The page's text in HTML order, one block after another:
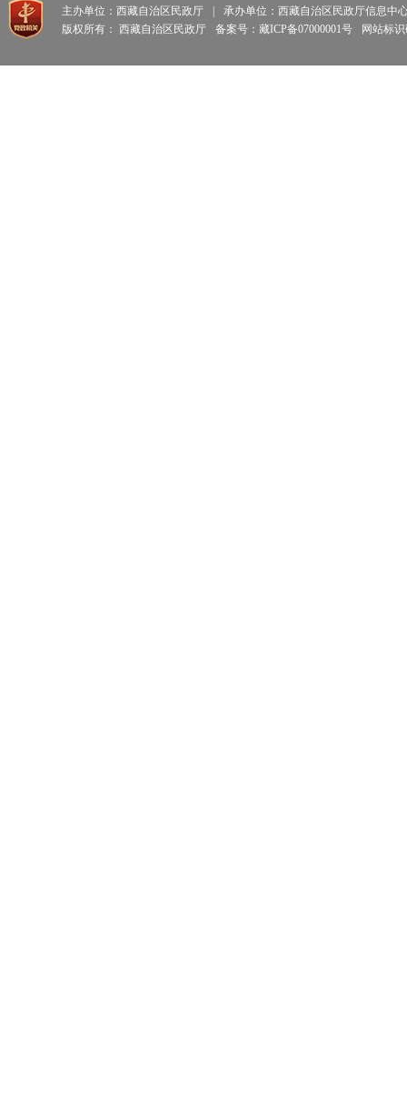
主办单位：西藏自治区民政厅
承办单位：西藏自治区民政厅信息中
版权所有： 西藏自治区民政厅
备案号：藏ICP备07000001号 网站标识